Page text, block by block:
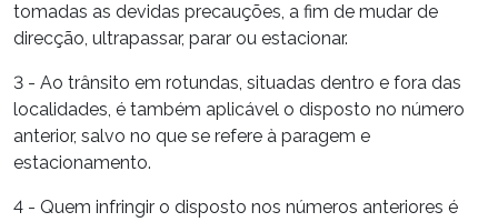
tomadas as devidas precauções, a fim de mudar de
direcção, ultrapassar, parar ou estacionar.
3 - Ao trânsito em rotundas, situadas dentro e fora das
localidades, é também aplicável o disposto no número
anterior, salvo no que se refere à paragem e
estacionamento.
4 - Quem infringir o disposto nos números anteriores é